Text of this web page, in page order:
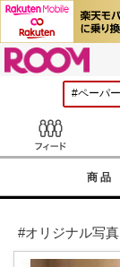
商品
#オリジナル写真